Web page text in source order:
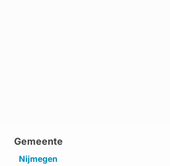
Gemeente
Nijmegen